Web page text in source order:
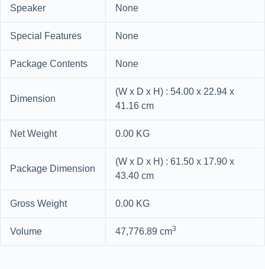
Speaker
None
Special Features
None
Package Contents
None
Dimension
(W x D x H) : 54.00 x 22.94 x
41.16 cm
Net Weight
0.00 KG
Package Dimension
(W x D x H) : 61.50 x 17.90 x
43.40 cm
Gross Weight
0.00 KG
Volume
47,776.89 cm3